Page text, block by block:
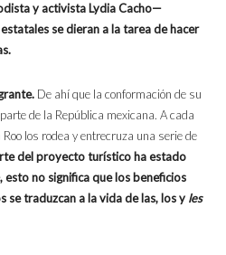
y activista Lydia Cacho—
se dieran a la tarea de hacer
De ahí que la conformación de su
de la República mexicana. A cada
los rodea y entrecruza una serie de
del proyecto turístico ha estado
no significa que los beneficios
se traduzcan a la vida de las, los y les